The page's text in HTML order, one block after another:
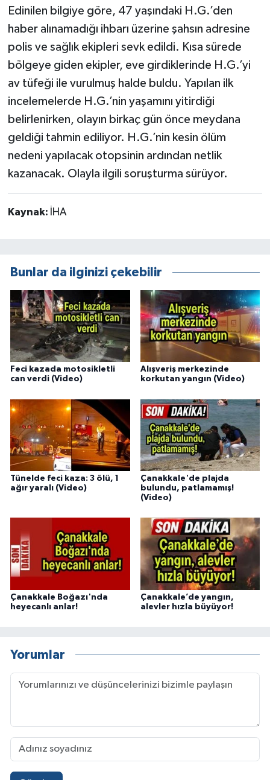
Edinilen bilgiye göre, 47 yaşındaki H.G.’den
haber alınamadığı ihbarı üzerine şahsın adresine
polis ve sağlık ekipleri sevk edildi. Kısa sürede
bölgeye giden ekipler, eve girdiklerinde H.G.’yi
av tüfeği ile vurulmuş halde buldu. Yapılan ilk
incelemelerde H.G.’nin yaşamını yitirdiği
belirlenirken, olayın birkaç gün önce meydana
geldiği tahmin ediliyor. H.G.’nin kesin ölüm
nedeni yapılacak otopsinin ardından netlik
kazanacak. Olayla ilgili soruşturma sürüyor.
Kaynak: İHA
Bunlar da ilginizi çekebilir
Feci kazada motosikletli
can verdi (Video)
Alışveriş merkezinde
korkutan yangın (Video)
Tünelde feci kaza: 3 ölü, 1
ağır yaralı (Video)
Çanakkale'de plajda
bulundu, patlamamış!
(Video)
Çanakkale Boğazı'nda
heyecanlı anlar!
Çanakkale’de yangın,
alevler hızla büyüyor!
Yorumlar